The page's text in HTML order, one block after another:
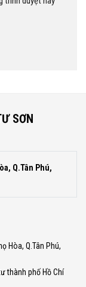
SƠN
Q.Tân Phú,
Hòa, Q.Tân Phú,
thành phố Hồ Chí